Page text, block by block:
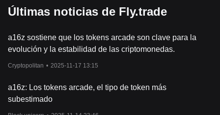
Últimas noticias de Fly.trade
a16z sostiene que los tokens arcade son clave para la
evolución y la estabilidad de las criptomonedas.
Cryptopolitan • 2025-11-17 13:15
a16z: Los tokens arcade, el tipo de token más
subestimado